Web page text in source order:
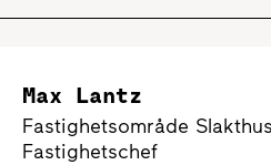
Max Lantz
Fastighetsområde
Fastighetschef